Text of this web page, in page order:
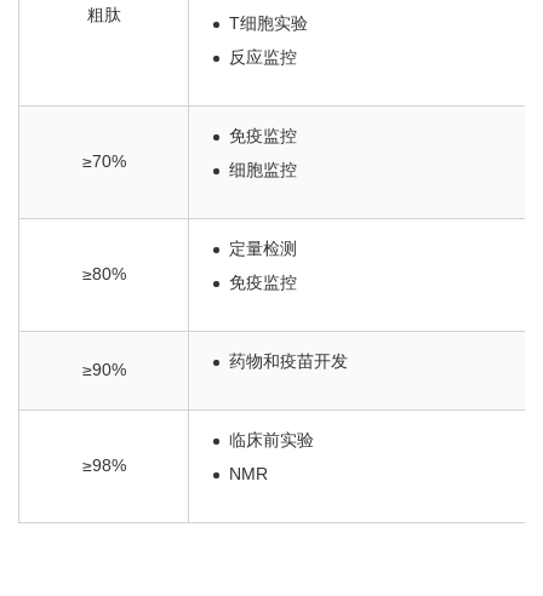
粗肽
T细胞实验
反应监控
≥70%
免疫监控
细胞监控
≥80%
定量检测
免疫监控
≥90% 药物和疫苗开发
≥98%
临床前实验
NMR